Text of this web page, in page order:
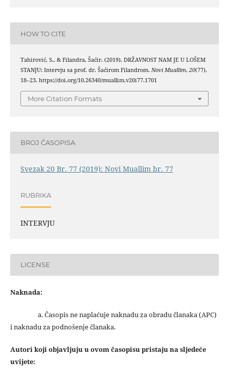
HOW TO CITE
Tahirović, S., & Filandra, Šaćir. (2019). DRŽAVNOST NAM JE U LOŠEM
STANJU: Intervju sa prof. dr. Šaćirom Filandrom. Novi Muallim, 20(77),
18–23. https://doi.org/10.26340/muallim.v20i77.1701
More Citation Formats
BROJ ČASOPISA
Svezak 20 Br. 77 (2019): Novi Muallim br. 77
RUBRIKA
INTERVJU
LICENSE
Naknada:
a. Časopis ne naplaćuje naknadu za obradu članaka (APC)
i naknadu za podnošenje članaka.
Autori koji objavljuju u ovom časopisu pristaju na sljedeće
uvijete: